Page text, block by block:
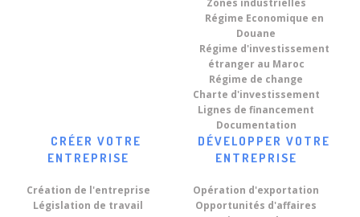
Zones industrielles
Régime Economique en
Douane
Régime d'investissement
étranger au Maroc
Régime de change
Charte d'investissement
Lignes de financement
Documentation
CRÉER VOTRE
ENTREPRISE
Création de l'entreprise
Législation de travail
DÉVELOPPER VOTRE
ENTREPRISE
Opération d'exportation
Opportunités d'affaires